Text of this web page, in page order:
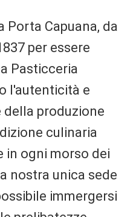
Porta Capuana, da
per essere
Pasticceria
l'autenticità e
produzione
culinaria
in ogni morso dei
nostra unica sede
immergersi